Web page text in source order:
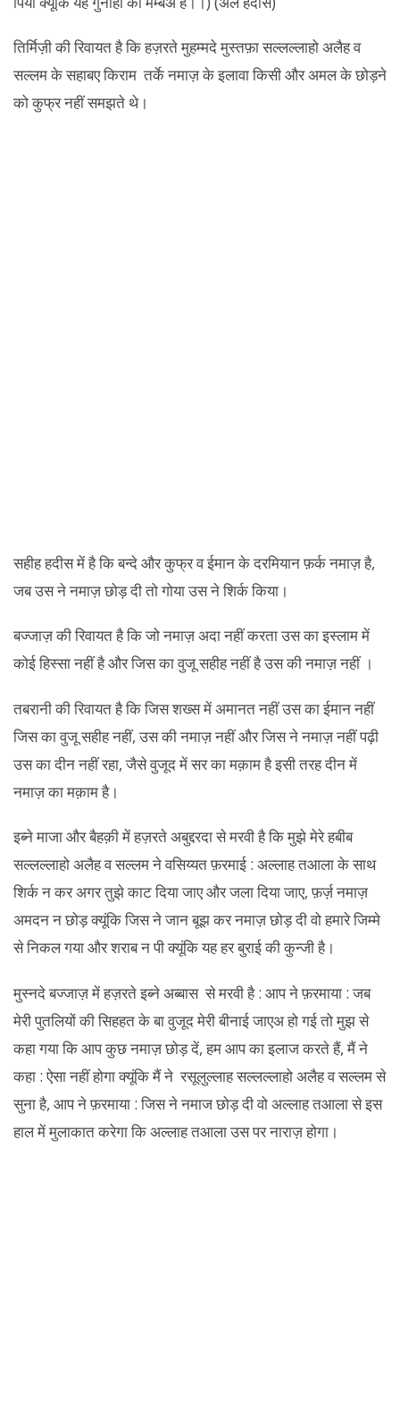
तिर्मिज़ी की रिवायत है कि हज़रते मुहम्मदे मुस्तफ़ा सल्लल्लाहो अलैह व
सल्लम के सहाबए किराम तर्के नमाज़ के इलावा किसी और अमल के छोड़ने
को कुफ्र नहीं समझते थे।
सहीह हदीस में है कि बन्दे और कुफ्र व ईमान के दरमियान फ़र्क नमाज़ है,
जब उस ने नमाज़ छोड़ दी तो गोया उस ने शिर्क किया।
बज्जाज़ की रिवायत है कि जो नमाज़ अदा नहीं करता उस का इस्लाम में
कोई हिस्सा नहीं है और जिस का वुजू सहीह नहीं है उस की नमाज़ नहीं ।
तबरानी की रिवायत है कि जिस शख्स में अमानत नहीं उस का ईमान नहीं
जिस का वुजू सहीह नहीं, उस की नमाज़ नहीं और जिस ने नमाज़ नहीं पढ़ी
उस का दीन नहीं रहा, जैसे वुजूद में सर का मक़ाम है इसी तरह दीन में
नमाज़ का मक़ाम है।
इब्ने माजा और बैहक़ी में हज़रते अबुद्दरदा से मरवी है कि मुझे मेरे हबीब
सल्लल्लाहो अलैह व सल्लम ने वसिय्यत फ़रमाई : अल्लाह तआला के साथ
शिर्क न कर अगर तुझे काट दिया जाए और जला दिया जाए, फ़र्ज़ नमाज़
अमदन न छोड़ क्यूंकि जिस ने जान बूझ कर नमाज़ छोड़ दी वो हमारे जिम्मे
से निकल गया और शराब न पी क्यूंकि यह हर बुराई की कुन्जी है।
मुस्नदे बज्जाज़ में हज़रते इब्ने अब्बास से मरवी है : आप ने फ़रमाया : जब
मेरी पुतलियों की सिहहत के बा वुजूद मेरी बीनाई जाएअ हो गई तो मुझ से
कहा गया कि आप कुछ नमाज़ छोड़ दें, हम आप का इलाज करते हैं, मैं ने
कहा : ऐसा नहीं होगा क्यूंकि मैं ने रसूलुल्लाह सल्लल्लाहो अलैह व सल्लम से
सुना है, आप ने फ़रमाया : जिस ने नमाज छोड़ दी वो अल्लाह तआला से इस
हाल में मुलाकात करेगा कि अल्लाह तआला उस पर नाराज़ होगा।